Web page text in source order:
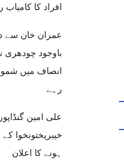
افراد کا کامیاب
عمران خان سے
باوجود چودھری
انصاف میں
رہے
علی امین
خیبرپختونخوا
ہونے کا اعلان